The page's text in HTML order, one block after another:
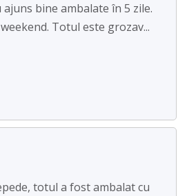
bine ambalate în 5 zile.
Totul este grozav...
totul a fost ambalat cu